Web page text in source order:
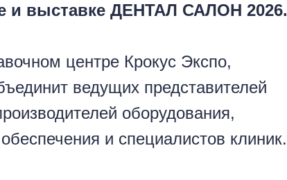
и выставке ДЕНТАЛ САЛОН 2026.
центре Крокус Экспо,
ведущих представителей
оборудования,
и специалистов клиник.